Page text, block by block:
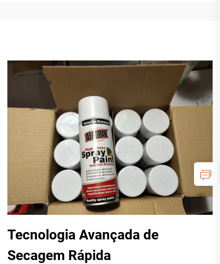
Tecnologia Avançada de
Secagem Rápida